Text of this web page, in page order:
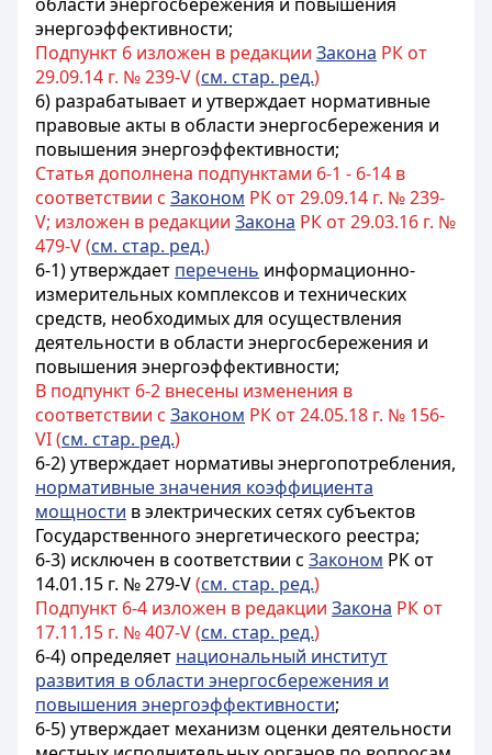
энергоэффективности;
Подпункт 6 изложен в редакции Закона РК от
29.09.14 г. № 239-V (см. стар. ред.)
6) разрабатывает и утверждает нормативные
правовые акты в области энергосбережения и
повышения энергоэффективности;
Статья дополнена подпунктами 6-1 - 6-14 в
соответствии с Законом РК от 29.09.14 г. № 239-
V; изложен в редакции Закона РК от 29.03.16 г. №
479-V (см. стар. ред.)
6-1)утверждает перечень информационно-
измерительных комплексов и технических
средств, необходимых для осуществления
деятельности в области энергосбережения и
повышения энергоэффективности;
В подпункт 6-2 внесены изменения в
соответствии с Законом РК от 24.05.18 г. № 156-
VI (см. стар. ред.)
6-2) утверждает нормативы энергопотребления,
нормативные значения коэффициента
мощности в электрических сетях субъектов
Государственного энергетического реестра;
6-3) исключен в соответствии с Законом РК от
14.01.15 г. № 279-V(см. стар. ред.)
Подпункт 6-4 изложен в редакции Закона РК от
17.11.15 г. № 407-V (см. стар. ред.)
6-4) определяет национальный институт
развития в области энергосбережения и
повышения энергоэффективности;
6-5) утверждает механизм оценки деятельности